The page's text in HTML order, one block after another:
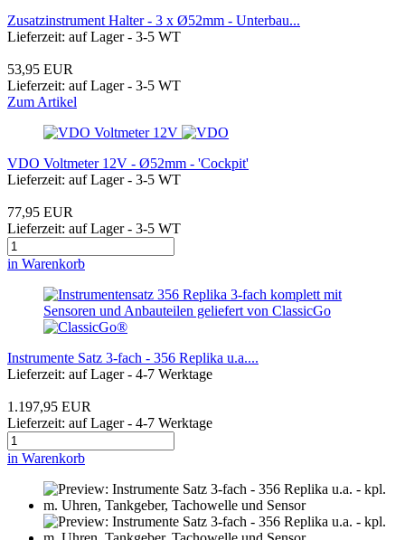
Zusatzinstrument Halter - 3 x Ø52mm - Unterbau...
Lieferzeit: auf Lager - 3-5 WT
53,95 EUR
Lieferzeit: auf Lager - 3-5 WT
Zum Artikel
VDO Voltmeter 12V - Ø52mm - 'Cockpit'
Lieferzeit: auf Lager - 3-5 WT
77,95 EUR
Lieferzeit: auf Lager - 3-5 WT
in Warenkorb
Instrumente Satz 3-fach - 356 Replika u.a....
Lieferzeit: auf Lager - 4-7 Werktage
1.197,95 EUR
Lieferzeit: auf Lager - 4-7 Werktage
in Warenkorb